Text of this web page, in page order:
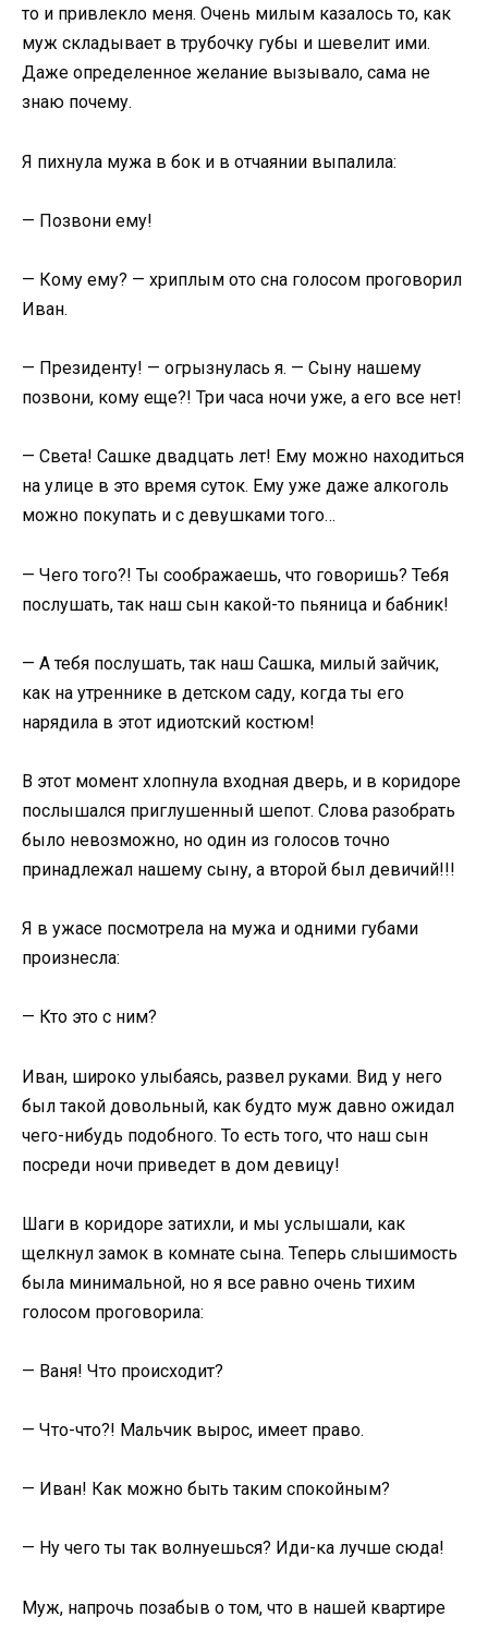
то и привлекло меня. Очень милым казалось то, как
муж складывает в трубочку губы и шевелит ими.
Даже определенное желание вызывало, сама не
знаю почему.
Я пихнула мужа в бок и в отчаянии выпалила:
— Позвони ему!
— Кому ему? — хриплым ото сна голосом проговорил
Иван.
— Президенту! — огрызнулась я. — Сыну нашему
позвони, кому еще?! Три часа ночи уже, а его все нет!
— Света! Сашке двадцать лет! Ему можно находиться
на улице в это время суток. Ему уже даже алкоголь
можно покупать и с девушками того…
— Чего того?! Ты соображаешь, что говоришь? Тебя
послушать, так наш сын какой-то пьяница и бабник!
— А тебя послушать, так наш Сашка, милый зайчик,
как на утреннике в детском саду, когда ты его
нарядила в этот идиотский костюм!
В этот момент хлопнула входная дверь, и в коридоре
послышался приглушенный шепот. Слова разобрать
было невозможно, но один из голосов точно
принадлежал нашему сыну, а второй был девичий!!!
Я в ужасе посмотрела на мужа и одними губами
произнесла:
— Кто это с ним?
Иван, широко улыбаясь, развел руками. Вид у него
был такой довольный, как будто муж давно ожидал
чего-нибудь подобного. То есть того, что наш сын
посреди ночи приведет в дом девицу!
Шаги в коридоре затихли, и мы услышали, как
щелкнул замок в комнате сына. Теперь слышимость
была минимальной, но я все равно очень тихим
голосом проговорила:
— Ваня! Что происходит?
— Что-что?! Мальчик вырос, имеет право.
— Иван! Как можно быть таким спокойным?
— Ну чего ты так волнуешься? Иди-ка лучше сюда!
Муж, напрочь позабыв о том, что в нашей квартире